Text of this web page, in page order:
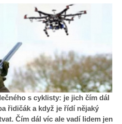
s cyklisty: je jich čím dál
řidičák a když je řídí nějaký
Čím dál víc ale vadí lidem jen